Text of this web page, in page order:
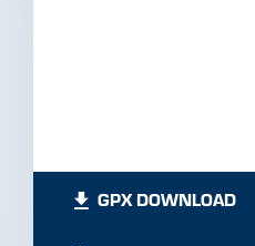
GPX DOWNLOAD